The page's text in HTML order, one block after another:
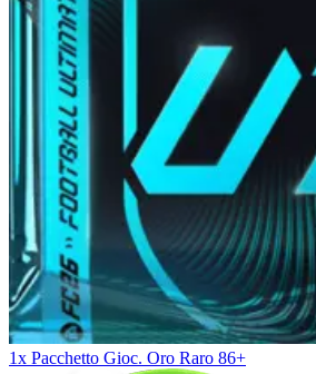
1x Pacchetto Gioc. Oro Raro 86+